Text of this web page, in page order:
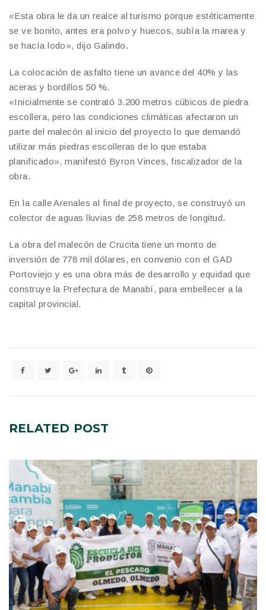
«Esta obra le da un realce al turismo porque estéticamente
se ve bonito, antes era polvo y huecos, subía la marea y
se hacía lodo», dijo Galindo.
La colocación de asfalto tiene un avance del 40% y las
aceras y bordillos 50 %.
«Inicialmente se contrató 3.200 metros cúbicos de piedra
escollera, pero las condiciones climáticas afectaron un
parte del malecón al inicio del proyecto lo que demandó
utilizar más piedras escolleras de lo que estaba
planificado», manifestó Byron Vinces, fiscalizador de la
obra.
En la calle Arenales al final de proyecto, se construyó un
colector de aguas lluvias de 258 metros de longitud.
La obra del malecón de Crucita tiene un monto de
inversión de 778 mil dólares, en convenio con el GAD
Portoviejo y es una obra más de desarrollo y equidad que
construye la Prefectura de Manabí, para embellecer a la
capital provincial.
RELATED POST